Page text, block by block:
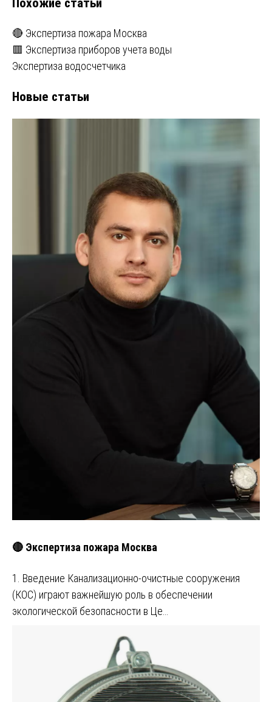
🔴 Экспертиза пожара Москва
🟥 Экспертиза приборов учета воды
Экспертиза водосчетчика
Новые статьи
🔴 Экспертиза пожара Москва
1. Введение Канализационно-очистные сооружения
(КОС) играют важнейшую роль в обеспечении
экологической безопасности в Це…